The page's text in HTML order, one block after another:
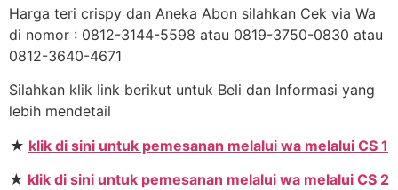
Harga teri crispy dan Aneka Abon silahkan Cek via Wa
di nomor : 0812-3144-5598 atau 0819-3750-0830 atau
0812-3640-4671
Silahkan klik link berikut untuk Beli dan Informasi yang
lebih mendetail
★ klik di sini untuk pemesanan melalui wa melalui CS 1
★ klik di sini untuk pemesanan melalui wa melalui CS 2